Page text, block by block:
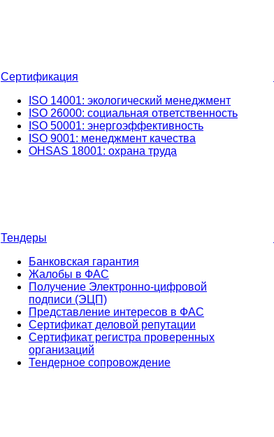
Сертификация
ISO 14001: экологический менеджмент
ISO 26000: социальная ответственность
ISO 50001: энергоэффективность
ISO 9001: менеджмент качества
OHSAS 18001: охрана труда
Тендеры
Банковская гарантия
Жалобы в ФАС
Получение Электронно-цифровой
подписи (ЭЦП)
Представление интересов в ФАС
Сертификат деловой репутации
Сертификат регистра проверенных
организаций
Тендерное сопровождение